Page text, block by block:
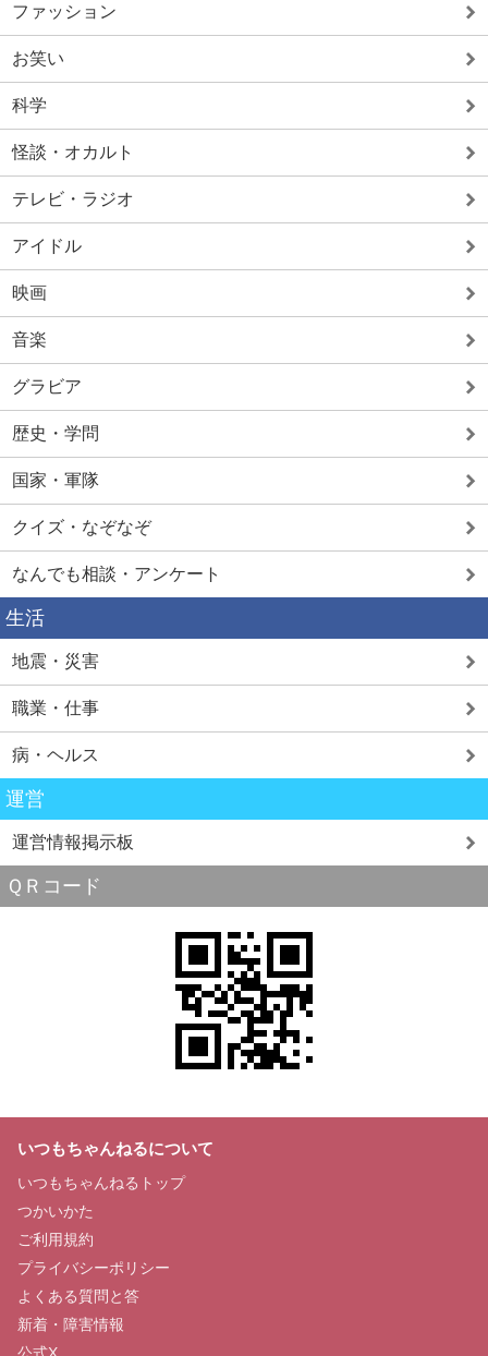
ファッション
お笑い
科学
怪談・オカルト
テレビ・ラジオ
アイドル
映画
音楽
グラビア
歴史・学問
国家・軍隊
クイズ・なぞなぞ
なんでも相談・アンケート
生活
地震・災害
職業・仕事
病・ヘルス
運営
運営情報掲示板
ＱＲコード
いつもちゃんねるについて
いつもちゃんねるトップ
つかいかた
ご利用規約
プライバシーポリシー
よくある質問と答
新着・障害情報
公式X